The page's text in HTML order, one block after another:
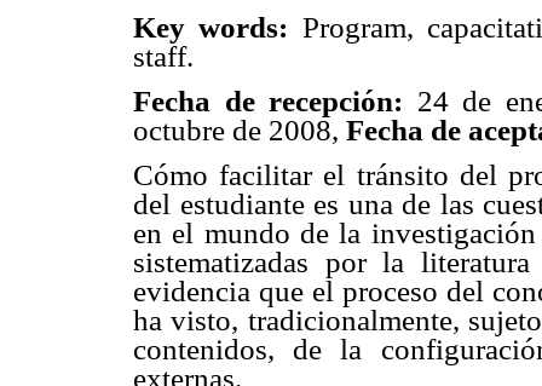
Key words: Program,
staff.
Fecha de recepción: 24 de
octubre de 2008, Fecha de
Cómo facilitar el tránsito del
del estudiante es una de las
en el mundo de la
sistematizadas por la
evidencia que el proceso del
ha visto, tradicionalmente,
contenidos, de la
externas.